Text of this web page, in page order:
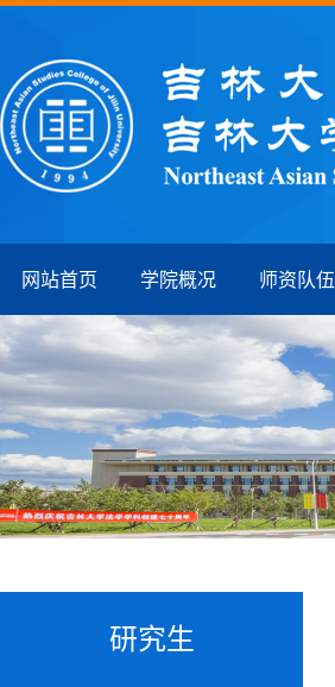
网站首页 学院概况 师资队伍
研究生